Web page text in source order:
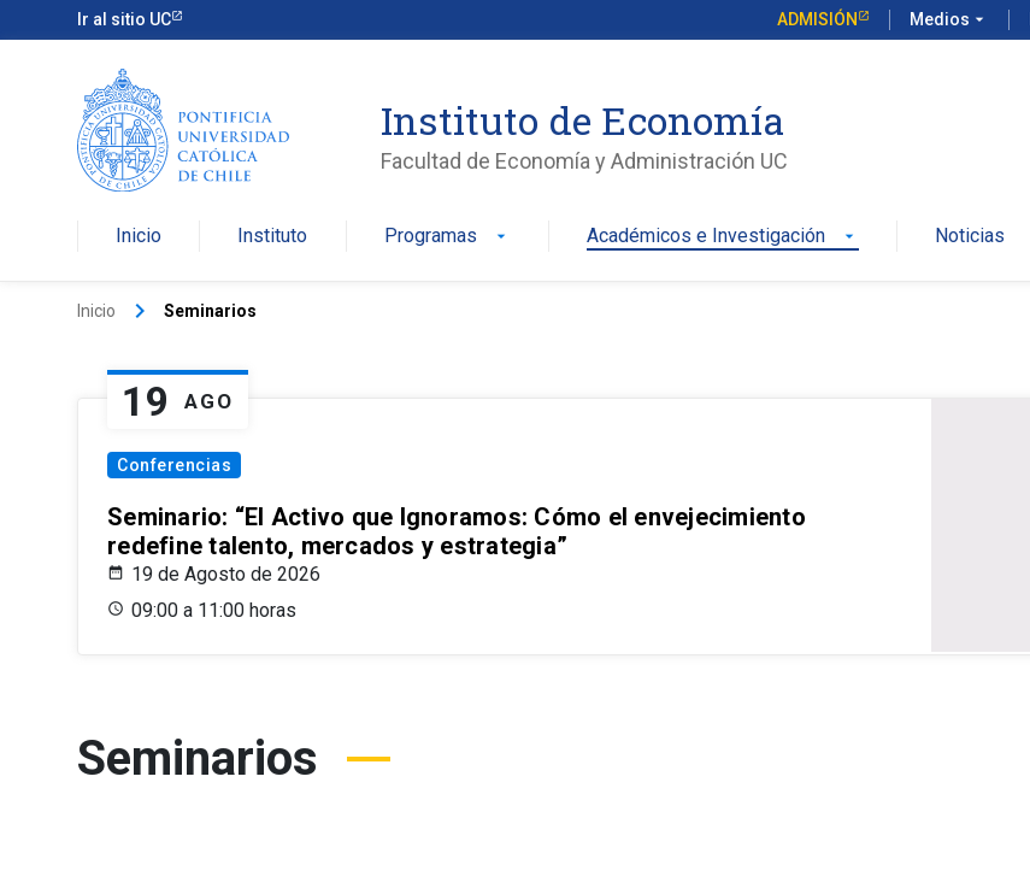
Ir al sitio UC ADMISIÓN Medios arrow_drop_down
Instituto de Economía
Facultad de Economía y Administración UC
Inicio Instituto Programas arrow_drop_down Académicos e Investigación arrow_drop_down Noticias
Inicio keyboard_arrow_right Seminarios
19 AGO
Conferencias
Seminario: “El Activo que Ignoramos: Cómo el envejecimiento
redefine talento, mercados y estrategia”
19 de Agosto de 2026
09:00 a 11:00 horas
Seminarios